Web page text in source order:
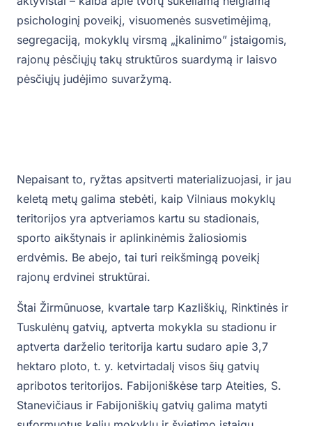
psichologinį poveikį, visuomenės susvetimėjimą,
segregaciją, mokyklų virsmą „įkalinimo” įstaigomis,
rajonų pėsčiųjų takų struktūros suardymą ir laisvo
pėsčiųjų judėjimo suvaržymą.
Nepaisant to, ryžtas apsitverti materializuojasi, ir jau
keletą metų galima stebėti, kaip Vilniaus mokyklų
teritorijos yra aptveriamos kartu su stadionais,
sporto aikštynais ir aplinkinėmis žaliosiomis
erdvėmis. Be abejo, tai turi reikšmingą poveikį
rajonų erdvinei struktūrai.
Štai Žirmūnuose, kvartale tarp Kazliškių, Rinktinės ir
Tuskulėnų gatvių, aptverta mokykla su stadionu ir
aptverta darželio teritorija kartu sudaro apie 3,7
hektaro ploto, t. y. ketvirtadalį visos šių gatvių
apribotos teritorijos. Fabijoniškėse tarp Ateities, S.
Stanevičiaus ir Fabijoniškių gatvių galima matyti